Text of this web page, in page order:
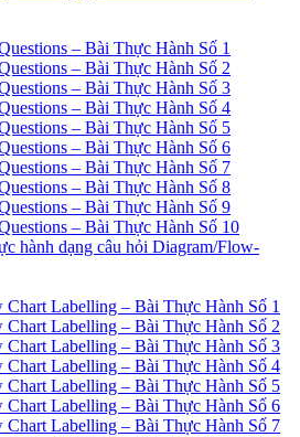
– Bài Thực Hành Số 1
– Bài Thực Hành Số 2
– Bài Thực Hành Số 3
– Bài Thực Hành Số 4
– Bài Thực Hành Số 5
– Bài Thực Hành Số 6
– Bài Thực Hành Số 7
– Bài Thực Hành Số 8
– Bài Thực Hành Số 9
– Bài Thực Hành Số 10
hành dạng câu hỏi Diagram/Flow-
Labelling – Bài Thực Hành Số 1
Labelling – Bài Thực Hành Số 2
Labelling – Bài Thực Hành Số 3
Labelling – Bài Thực Hành Số 4
Labelling – Bài Thực Hành Số 5
Labelling – Bài Thực Hành Số 6
Labelling – Bài Thực Hành Số 7